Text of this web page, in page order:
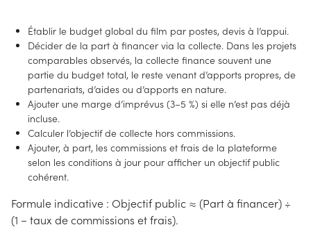
Établir le budget global du film par postes, devis à l’appui.
Décider de la part à financer via la collecte. Dans les projets
comparables observés, la collecte finance souvent une
partie du budget total, le reste venant d’apports propres, de
partenariats, d’aides ou d’apports en nature.
Ajouter une marge d’imprévus (3–5 %) si elle n’est pas déjà
incluse.
Calculer l’objectif de collecte hors commissions.
Ajouter, à part, les commissions et frais de la plateforme
selon les conditions à jour pour afficher un objectif public
cohérent.
Formule indicative : Objectif public ≈ (Part à financer) ÷
(1 − taux de commissions et frais).